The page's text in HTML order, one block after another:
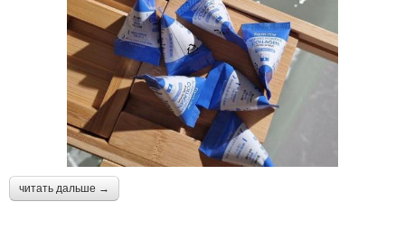
читать дальше →